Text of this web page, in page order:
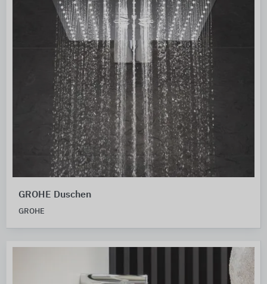
GROHE Duschen
GROHE